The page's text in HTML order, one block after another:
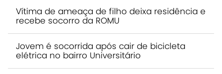
Vítima de ameaça de filho deixa residência e
recebe socorro da ROMU
Jovem é socorrida após cair de bicicleta
elétrica no bairro Universitário